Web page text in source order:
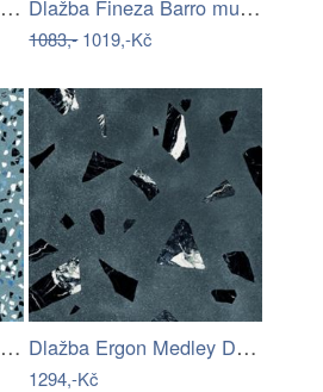
Dlažba Ergon Medley pink 60x120 cm mat… Dlažba Fineza Barro mud 30x30 cm mat…
1083,-1019,-Kč
Dlažba Ergon Medley blue 60x60 cm mat… Dlažba Ergon Medley Dark grey 60x60 cm…
1294,-Kč